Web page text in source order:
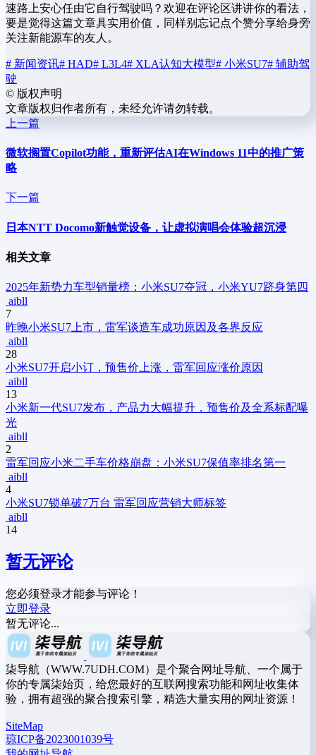
速路上安心任由它自行驾驶吗？欢迎在评论区讲讲你的看法，
要是觉得这篇文章具实用价值，同样别忘记点个赞分享给身旁
关注新能源车的友人。
# 新闻资讯# HAD# L3L4# XLA认知大模型# 小米SU7# 辅助驾
驶
© 版权声明
文章版权归作者所有，未经允许请勿转载。
上一篇
微软搁置Copilot功能，重新评估AI在Windows 11中的推广策
略
下一篇
日本NTT Docomo新触觉设备，让虚拟演唱会体验超沉浸
相关文章
2025年新势力车型销量榜：小米SU7夺冠，小米YU7跻身第四
aibll
7
昨晚小米SU7上市，雷军谈造车成功原因及各界反应
aibll
28
小米SU7开启小订，预售价上涨，雷军回应涨价原因
aibll
13
小米新一代SU7发布，产品力大幅提升，预售价及全系标配曝
光
aibll
2
雷军回应小米二手车价格崩盘：小米SU7保值率排名第一
aibll
4
小米SU7锁单破7万台 雷军回应营销大师标签
aibll
14
暂无评论
您必须登录才能参与评论！
立即登录
暂无评论...
柒导航（WWW.7UDH.COM）是个聚合网址导航、一个属于
你的专属柒始页，给您最好的互联网搜索功能和网址收集体
验，拥有超强的聚合搜索引擎，精选大量实用的网址资源！
SiteMap
琼ICP备2023001039号